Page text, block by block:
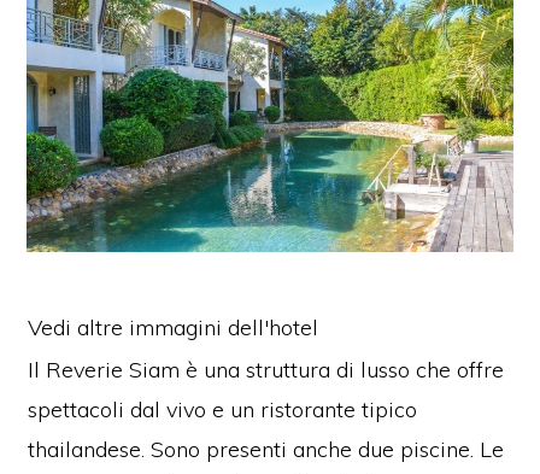
Vedi altre immagini dell'hotel
Il Reverie Siam è una struttura di lusso che offre
spettacoli dal vivo e un ristorante tipico
thailandese. Sono presenti anche due piscine. Le